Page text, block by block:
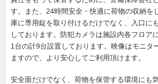
す。また、24時間安全・快適に荷物の収納を
庫に専用錠を取り付けるだけでなく、入口に
しております。防犯カメラは施設内各フロア
1台の計9台設置しております。映像はモニタ
ますので、より安心してご利用頂けます。
安全面だけでなく、荷物を保管する環境にも